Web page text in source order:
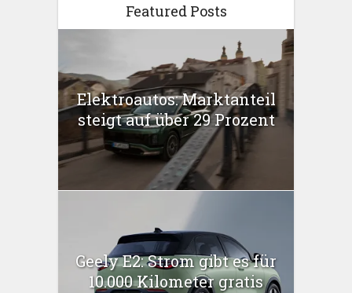
Featured Posts
Elektroautos: Marktanteil
steigt auf über 29 Prozent
Geely E2: Strom gibt es für
10.000 Kilometer gratis